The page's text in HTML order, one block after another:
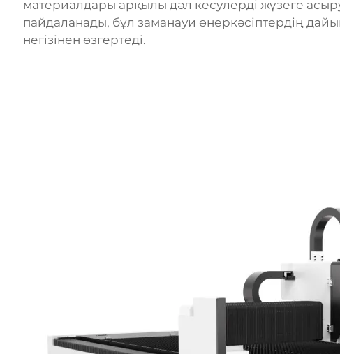
материалдары арқылы дәл кесулерді жүзеге
пайдаланады, бұл заманауи өнеркәсіптердің
негізінен өзгертеді.